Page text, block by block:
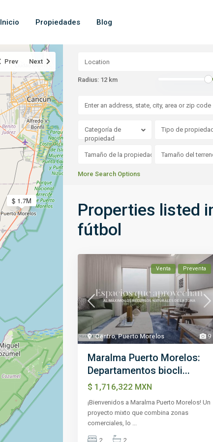
Inicio Propiedades Blog
$ 1.7M
Prev Next
Radius: 12 km
Categoría de
propiedad
Tipo de propiedad
More Search Options
Properties listed
fútbol
9
Centro,Puerto Morelos
Venta Preventa
Maralma Puerto Morelos:
Departamentos biocli...
$ 1,716,322 MXN
¡Bienvenidos a Maralma Puerto Morelos! Un
proyecto mixto que combina zonas
comerciales, lo
2 2